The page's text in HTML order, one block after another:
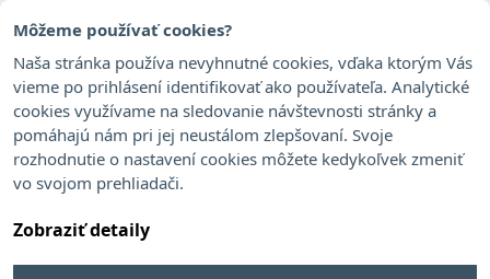
Môžeme používať cookies?
Naša stránka používa nevyhnutné cookies, vďaka ktorým Vás
vieme po prihlásení identifikovať ako používateľa. Analytické
cookies využívame na sledovanie návštevnosti stránky a
pomáhajú nám pri jej neustálom zlepšovaní. Svoje
rozhodnutie o nastavení cookies môžete kedykoľvek zmeniť
vo svojom prehliadači.
Zobraziť detaily
Všetko uteká niekde inde
Baron Karol
AUKCIA UKONČENÁ